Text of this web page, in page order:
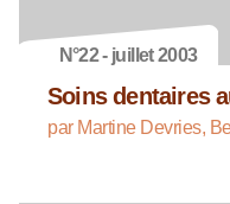
N°22 - juillet 2003
Soins dentaires
par Martine Devries,